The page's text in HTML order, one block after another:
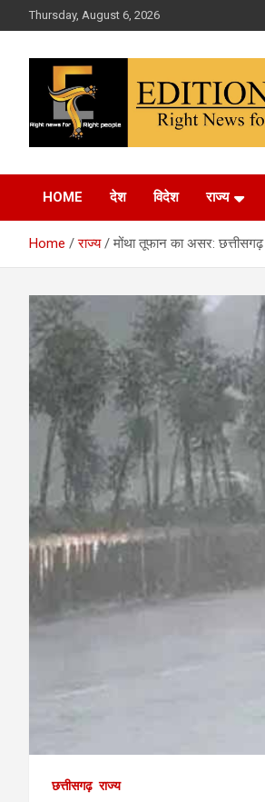
to
Thursday, August 6, 2026
Edition Today
HOME देश विदेश राज्य
Home राज्य मोंथा तूफान का असर:
छत्तीसगढ़ राज्य